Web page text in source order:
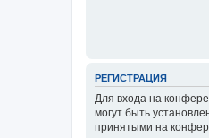
РЕГИСТРАЦИЯ
Для входа на
могут быть
принятыми на